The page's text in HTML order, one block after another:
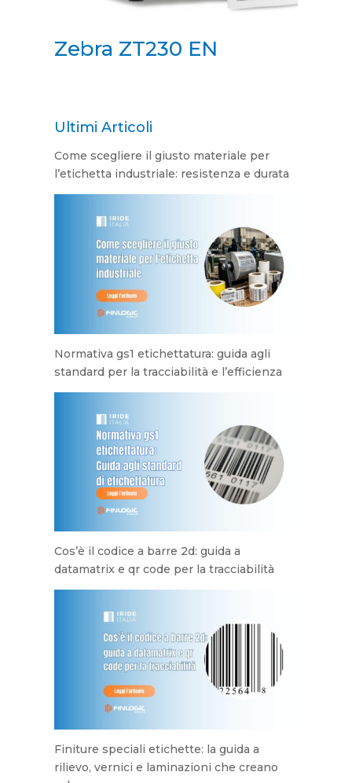
Zebra ZT230 EN
Ultimi Articoli
Come scegliere il giusto materiale per
l’etichetta industriale: resistenza e durata
Normativa gs1 etichettatura: guida agli
standard per la tracciabilità e l’efficienza
Cos’è il codice a barre 2d: guida a
datamatrix e qr code per la tracciabilità
Finiture speciali etichette: la guida a
rilievo, vernici e laminazioni che creano